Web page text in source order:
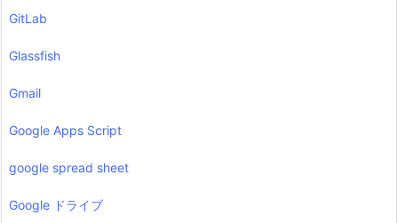
GitLab
Glassfish
Gmail
Google Apps Script
google spread sheet
Google ドライブ